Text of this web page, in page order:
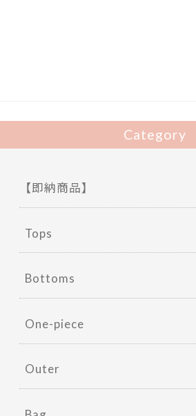
Category
【即納商品】
Tops
Bottoms
One-piece
Outer